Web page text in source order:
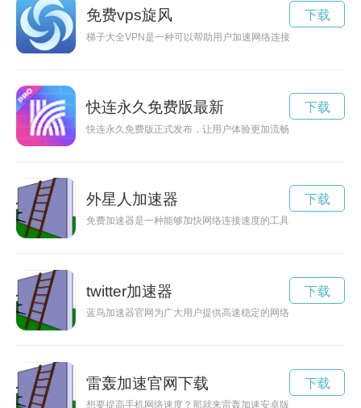
免费vps旋风
梯子大全VPN是一种可以帮助用户加速网络连接、保护个人隐
下载
快连永久免费版最新
快连永久免费版正式发布，让用户体验更加流畅快捷的网络连接
下载
外星人加速器
免费加速器是一种能够加快网络连接速度的工具，可以帮助用
下载
twitter加速器
蓝鸟加速器官网为广大用户提供高速稳定的网络加速服务，拥
下载
雷轰加速官网下载
想要提高手机网络速度？那就来雷轰加速安卓版官网吧！在这
下载